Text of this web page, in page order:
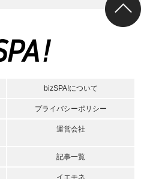
bizSPA!について
プライバシーポリシー
運営会社
記事一覧
イエモネ